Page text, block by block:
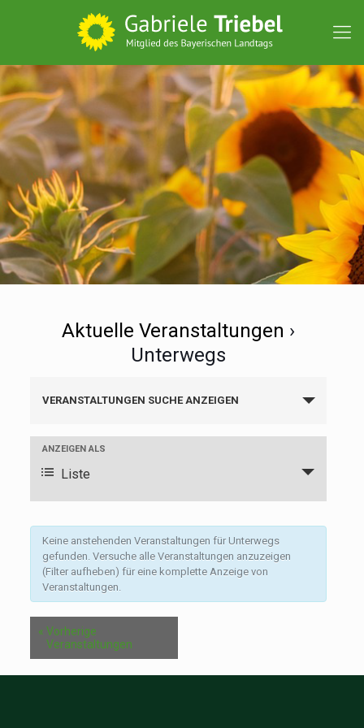
Aktuelle Veranstaltungen ›
Unterwegs
Such-
Ansichtennavigation
VERANSTALTUNGEN SUCHE ANZEIGEN
Veranstaltung
Ansichtennavigation
ANZEIGEN ALS
Liste
Keine anstehenden Veranstaltungen für Unterwegs
gefunden. Versuche alle Veranstaltungen anzuzeigen
(Filter aufheben) für eine komplette Anzeige von
Veranstaltungen.
« Vorherige
Veranstaltungen